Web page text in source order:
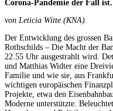
Corona-Pandemie der Fall ist.
von Leticia Witte (KNA)
Der Entwicklung des grossen
Rothschilds – Die Macht der
22.55 Uhr ausgestrahlt wird.
und Matthias Widter eine
Familie und wie sie, aus
wichtigen europäischen
Projekte, etwa den
Moderne unterstützte.